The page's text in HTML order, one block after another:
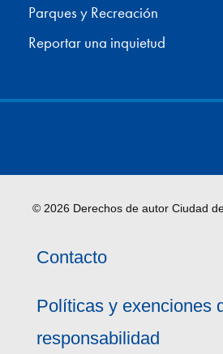
Parques y Recreación
Reportar una inquietud
© 2026 Derechos de autor Ciudad
Contacto
Políticas y exenciones
responsabilidad